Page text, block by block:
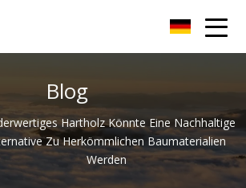
Blog
Hartholz Könnte Eine Nachhaltige
Zu Herkömmlichen Baumaterialien
Werden